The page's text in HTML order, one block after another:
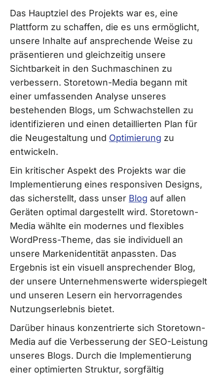
Das Hauptziel des Projekts war es, eine
Plattform zu schaffen, die es uns ermöglicht,
unsere Inhalte auf ansprechende Weise zu
präsentieren und gleichzeitig unsere
Sichtbarkeit in den Suchmaschinen zu
verbessern. Storetown-Media begann mit
einer umfassenden Analyse unseres
bestehenden Blogs, um Schwachstellen zu
identifizieren und einen detaillierten Plan für
die Neugestaltung und Optimierung zu
entwickeln.
Ein kritischer Aspekt des Projekts war die
Implementierung eines responsiven Designs,
das sicherstellt, dass unser Blog auf allen
Geräten optimal dargestellt wird. Storetown-
Media wählte ein modernes und flexibles
WordPress-Theme, das sie individuell an
unsere Markenidentität anpassten. Das
Ergebnis ist ein visuell ansprechender Blog,
der unsere Unternehmenswerte widerspiegelt
und unseren Lesern ein hervorragendes
Nutzungserlebnis bietet.
Darüber hinaus konzentrierte sich Storetown-
Media auf die Verbesserung der SEO-Leistung
unseres Blogs. Durch die Implementierung
einer optimierten Struktur, sorgfältig